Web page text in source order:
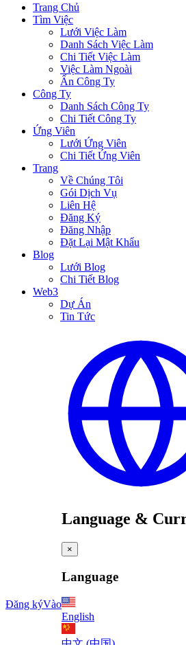
Trang Chủ
Tìm Việc
Lưới Việc Làm
Danh Sách Việc Làm
Chi Tiết Việc Làm
Việc Làm Ngoài
Ẩn Công Ty
Công Ty
Danh Sách Công Ty
Chi Tiết Công Ty
Ứng Viên
Lưới Ứng Viên
Chi Tiết Ứng Viên
Trang
Về Chúng Tôi
Gói Dịch Vụ
Liên Hệ
Đăng Ký
Đăng Nhập
Đặt Lại Mật Khẩu
Blog
Lưới Blog
Chi Tiết Blog
Web3
Dự Án
Tin Tức
Đăng kýVào
Language &
×
Language
English